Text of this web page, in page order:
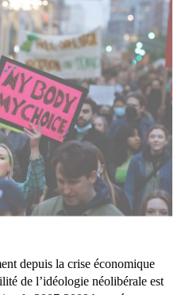
depuis la crise économique
de l’idéologie néolibérale est